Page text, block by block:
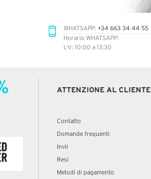
WHATSAPP: +34 663 34 44 55
Horario WHATSAPP:
L-V: 10:00 a 13:30
ATTENZIONE AL CLIENTE
Contatto
Domande frequenti
Invii
Resi
Metodi di pagamento